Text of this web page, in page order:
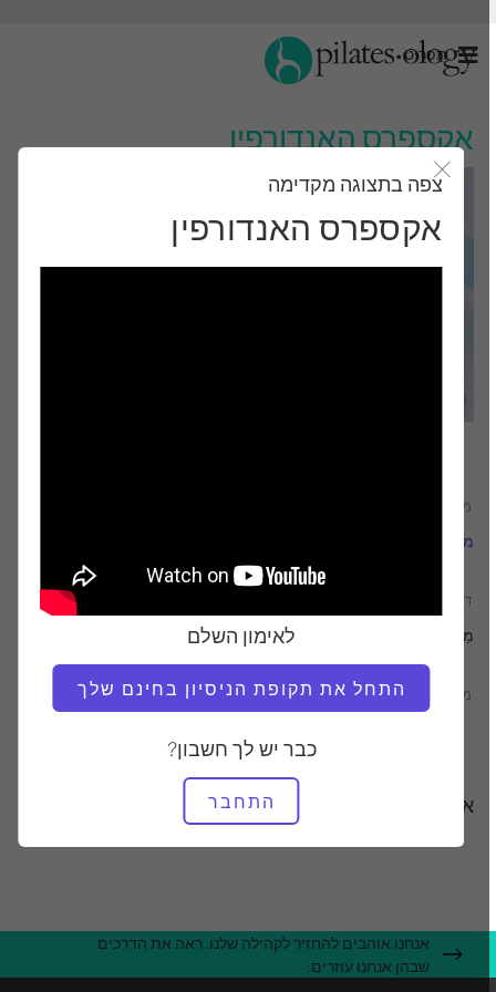
תַפרִיט
אקספרס האנדורפין
סגור את מודאל
צפה בתצוגה מקדימה
אקספרס האנדורפין
לאימון השלם
התחל את תקופת הניסיון בחינם שלך
כבר יש לך חשבון?
התחבר
מוֹרֶה
מרינה אורבינה
דרוש ציוד
מַחצֶלֶת
מצא שיעורים דומים עבור
אימונים אחרים שאולי תאהבו
אנחנו אוהבים להחזיר לקהילה שלנו. ראה את הדרכים
שבהן אנחנו עוזרים.